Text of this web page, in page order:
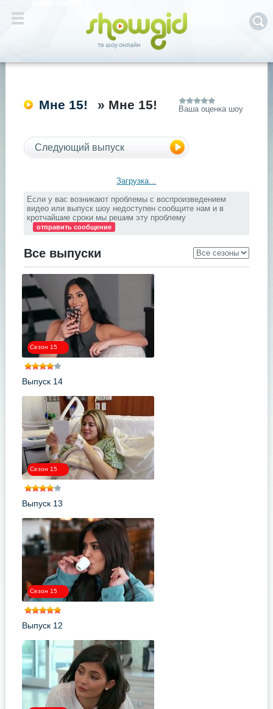
Мне 15! » Мне 15! Ваша оценка шоу
Следующий выпуск
Загрузка...
Если у вас возникают проблемы с воспроизведением
видео или выпуск шоу недоступен сообщите нам и в
кротчайшие сроки мы решим эту проблему
отправить сообщение
Все выпуски
Сезон 15
Выпуск 14
Сезон 15
Выпуск 13
Сезон 15
Выпуск 12